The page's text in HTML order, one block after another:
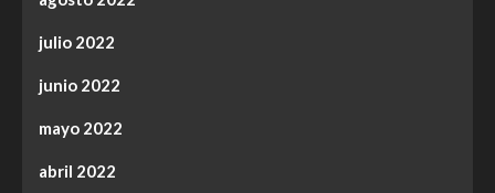
julio 2022
junio 2022
mayo 2022
abril 2022